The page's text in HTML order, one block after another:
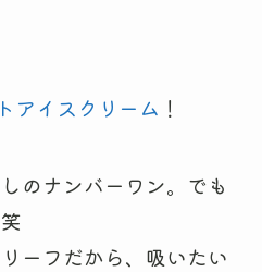
アイスクリーム ！
のナンバーワン。でも
ーフだから、吸いたい